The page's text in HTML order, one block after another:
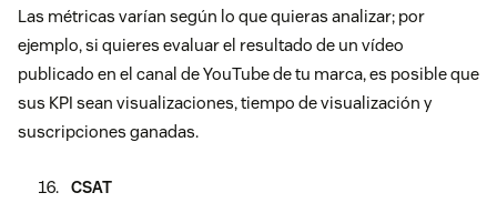
Las métricas varían según lo que quieras analizar; por
ejemplo, si quieres evaluar el resultado de un vídeo
publicado en el canal de YouTube de tu marca, es posible que
sus KPI sean visualizaciones, tiempo de visualización y
suscripciones ganadas.
CSAT